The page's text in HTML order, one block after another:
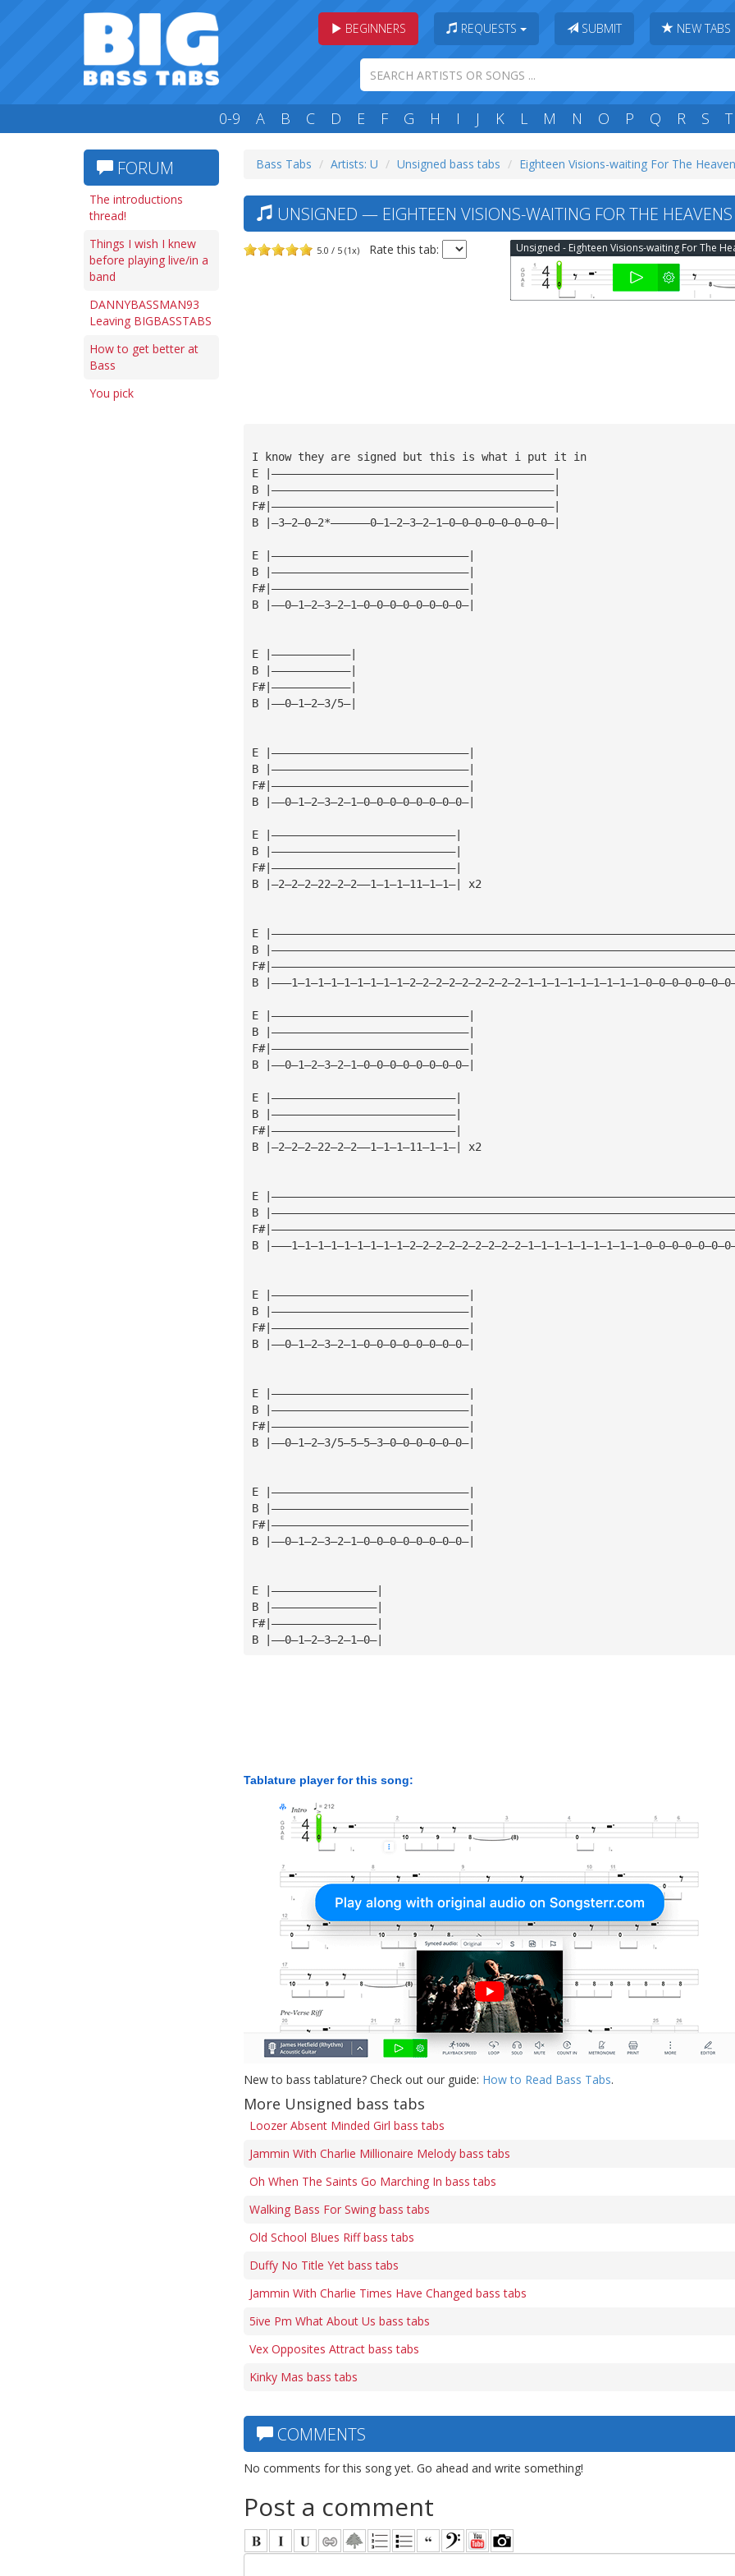
BEGINNERS REQUESTS SUBMIT NEW TABS
0-9 A B C D E F G H I J K L M N O P Q R S T
FORUM
The introductions
thread!
Things I wish I knew
before playing live/in a
band
DANNYBASSMAN93
Leaving BIGBASSTABS
How to get better at
Bass
You pick
Bass Tabs Artists: U Unsigned bass tabs Eighteen Visions-waiting For The
UNSIGNED — EIGHTEEN VISIONS-WAITING FOR THE HEAVENS
5.0 / 5 (1x) Rate this tab:
I know they are signed but this is what i put it in
E |———————————————————————————————————————————|
B |———————————————————————————————————————————|
F#|———————————————————————————————————————————|
B |—3—2—0—2*——————0—1—2—3—2—1—0—0—0—0—0—0—0—0—|
E |——————————————————————————————|
B |——————————————————————————————|
F#|——————————————————————————————|
B |——0—1—2—3—2—1—0—0—0—0—0—0—0—0—|
E |————————————|
B |————————————|
F#|————————————|
B |——0—1—2—3/5—|
E |——————————————————————————————|
B |——————————————————————————————|
F#|——————————————————————————————|
B |——0—1—2—3—2—1—0—0—0—0—0—0—0—0—|
E |————————————————————————————|
B |————————————————————————————|
F#|————————————————————————————|
B |—2—2—2—22—2—2——1—1—1—11—1—1—| x2
E
B
B
E |——————————————————————————————|
B |——————————————————————————————|
F#|——————————————————————————————|
B |——0—1—2—3—2—1—0—0—0—0—0—0—0—0—|
E |————————————————————————————|
B |————————————————————————————|
F#|————————————————————————————|
B |—2—2—2—22—2—2——1—1—1—11—1—1—| x2
E
B
B
E |——————————————————————————————|
B |——————————————————————————————|
F#|——————————————————————————————|
B |——0—1—2—3—2—1—0—0—0—0—0—0—0—0—|
E |——————————————————————————————|
B |——————————————————————————————|
F#|——————————————————————————————|
B |——0—1—2—3/5—5—5—3—0—0—0—0—0—0—|
E |——————————————————————————————|
B |——————————————————————————————|
F#|——————————————————————————————|
B |——0—1—2—3—2—1—0—0—0—0—0—0—0—0—|
E |————————————————|
B |————————————————|
F#|————————————————|
B |——0—1—2—3—2—1—0—|
Tablature player for this song:
New to bass tablature? Check out our guide: How to Read Bass Tabs.
More Unsigned bass tabs
Loozer Absent Minded Girl bass tabs
Jammin With Charlie Millionaire Melody bass tabs
Oh When The Saints Go Marching In bass tabs
Walking Bass For Swing bass tabs
Old School Blues Riff bass tabs
Duffy No Title Yet bass tabs
Jammin With Charlie Times Have Changed bass tabs
5ive Pm What About Us bass tabs
Vex Opposites Attract bass tabs
Kinky Mas bass tabs
COMMENTS
No comments for this song yet. Go ahead and write something!
Post a comment